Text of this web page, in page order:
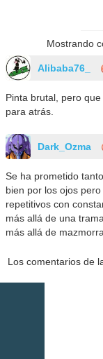
Mostrando
Alibaba76_
Pinta brutal, pero
para atrás.
Dark_Ozma
Se ha prometido
bien por los ojos
repetitivos con
más allá de una
más allá de
Los comentarios de